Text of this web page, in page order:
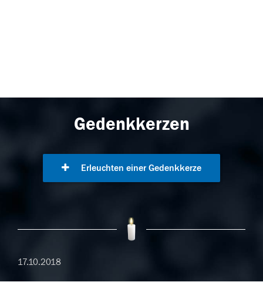
Gedenkkerzen
Erleuchten einer Gedenkkerze
17.10.2018